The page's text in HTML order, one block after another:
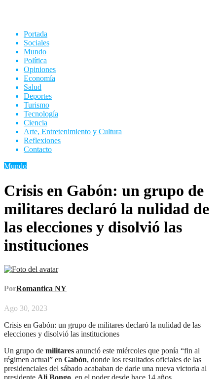
Portada
Sociales
Mundo
Política
Opiniones
Economía
Salud
Deportes
Turismo
Tecnología
Ciencia
Arte, Entretenimiento y Cultura
Reflexiones
Contacto
Mundo
Crisis en Gabón: un grupo de
militares declaró la nulidad de
las elecciones y disolvió las
instituciones
PorRomantica NY
Ago 30, 2023
Crisis en Gabón: un grupo de militares declaró la nulidad de las
elecciones y disolvió las instituciones
Un grupo de militares anunció este miércoles que ponía “fin al
régimen actual” en Gabón, donde los resultados oficiales de las
presidenciales del sábado acababan de darle una nueva victoria al
presidente Ali Bongo, en el poder desde hace 14 años.